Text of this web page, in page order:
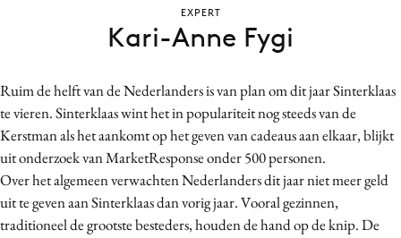
Contentmarketing
Craft
Customer Experience
Data & Insights
Design
Digital transformation
Ruim de helft van de Nederlanders is van plan om dit jaar Sinterklaas
te vieren. Sinterklaas wint het in populariteit nog steeds van de
Kerstman als het aankomt op het geven van cadeaus aan elkaar, blijkt
uit onderzoek van MarketResponse onder 500 personen.
Over het algemeen verwachten Nederlanders dit jaar niet meer geld
uit te geven aan Sinterklaas dan vorig jaar. Vooral gezinnen,
traditioneel de grootste besteders, houden de hand op de knip. De
EXPERT
Kari-Anne Fygi